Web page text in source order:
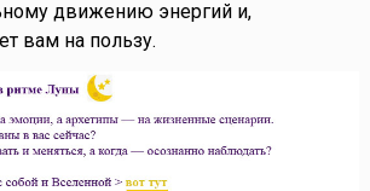
движению энергий и,
вам на пользу.